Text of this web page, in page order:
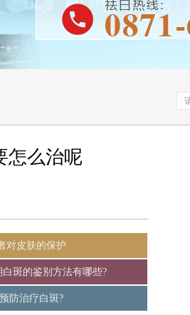
怎么治呢
对皮肤的保护
白斑的鉴别方法有哪些?
防治疗白斑?